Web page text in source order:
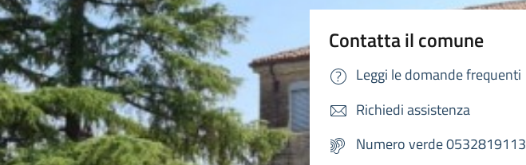
Contatta il comune
Leggi le domande frequenti
Richiedi assistenza
Numero verde 0532819113